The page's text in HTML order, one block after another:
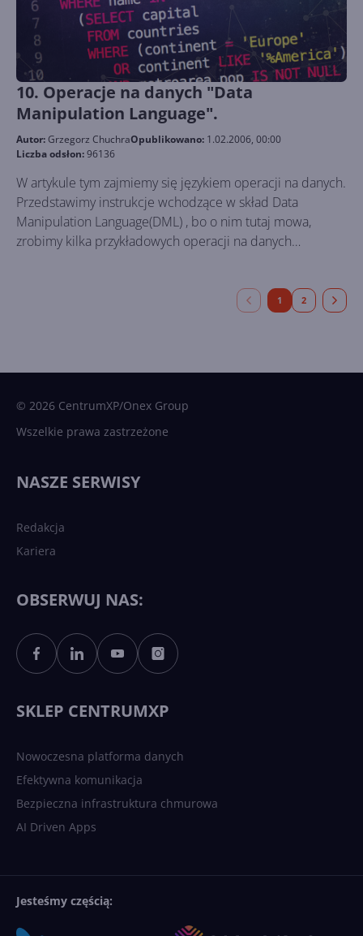
10. Operacje na danych "Data
Manipulation Language".
Autor:Grzegorz ChuchraOpublikowano: 1.02.2006, 00:00
Liczba odsłon:96136
W artykule tym zajmiemy się językiem operacji na danych.
Przedstawimy instrukcje wchodzące w skład Data
Manipulation Language(DML) , bo o nim tutaj mowa,
zrobimy kilka przykładowych operacji na danych
1 2
© 2026 CentrumXP/Onex Group
Wszelkie prawa zastrzeżone
NASZE SERWISY
Redakcja
Kariera
OBSERWUJ NAS:
SKLEP CENTRUMXP
Nowoczesna platforma danych
Efektywna komunikacja
Bezpieczna infrastruktura chmurowa
AI Driven Apps
Jesteśmy częścią: